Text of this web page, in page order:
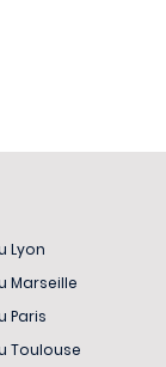
Lyon
Marseille
Paris
Toulouse